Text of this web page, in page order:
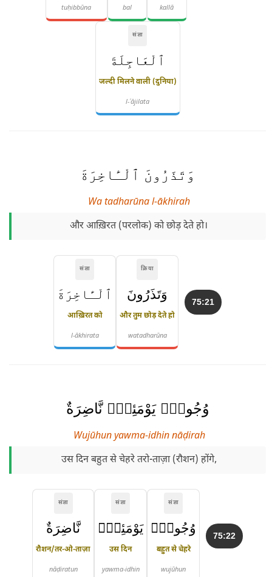
kallā
bal
tuḥibbūna
संज्ञा
ٱلْعَاجِلَةَ
जल्दी मिलने वाली (दुनिया)
l-ʿājilata
وَتَذَرُونَ ٱلْـَٔاخِرَةَ
Wa tadharūna l-ākhirah
और आख़िरत (परलोक) को छोड़ देते हो।
75:21
क्रिया
وَتَذَرُونَ
और तुम छोड़ देते हो
watadharūna
संज्ञा
ٱلْـَٔاخِرَةَ
आख़िरत को
l-ākhirata
وُجُوهٌۭ يَوْمَئِذٍۢ نَّاضِرَةٌ
Wujūhun yawma-idhin nāḍirah
उस दिन बहुत से चेहरे तरो-ताज़ा (रौशन) होंगे,
75:22
संज्ञा
وُجُوهٌۭ
बहुत से चेहरे
wujūhun
संज्ञा
يَوْمَئِذٍۢ
उस दिन
yawma-idhin
संज्ञा
نَّاضِرَةٌ
रौशन/तर-ओ-ताज़ा
nāḍiratun